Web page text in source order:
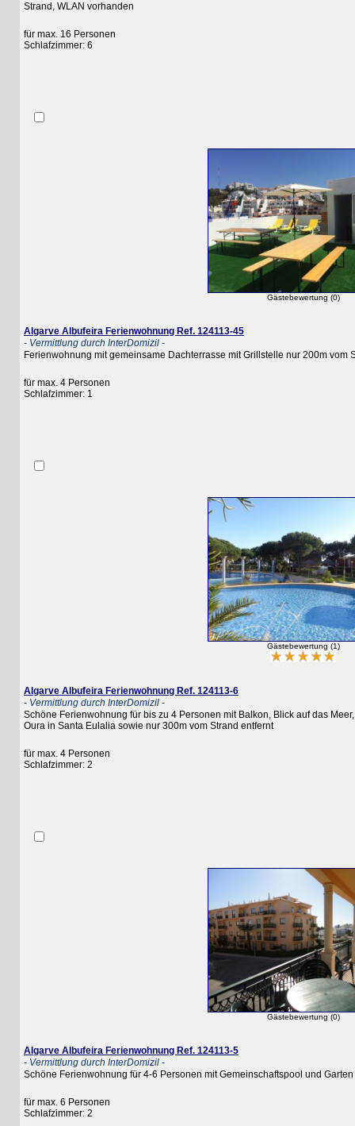
Strand, WLAN vorhanden
für max. 16 Personen
Schlafzimmer: 6
Gästebewertung (0)
Algarve Albufeira Ferienwohnung Ref. 124113-45
- Vermittlung durch InterDomizil -
Ferienwohnung mit gemeinsame Dachterrasse mit Grillstelle nur 200m vom
für max. 4 Personen
Schlafzimmer: 1
Gästebewertung (1)
Algarve Albufeira Ferienwohnung Ref. 124113-6
- Vermittlung durch InterDomizil -
Schöne Ferienwohnung für bis zu 4 Personen mit Balkon, Blick auf das Meer,
Oura in Santa Eulalia sowie nur 300m vom Strand entfernt
für max. 4 Personen
Schlafzimmer: 2
Gästebewertung (0)
Algarve Albufeira Ferienwohnung Ref. 124113-5
- Vermittlung durch InterDomizil -
Schöne Ferienwohnung für 4-6 Personen mit Gemeinschaftspool und Garten
für max. 6 Personen
Schlafzimmer: 2